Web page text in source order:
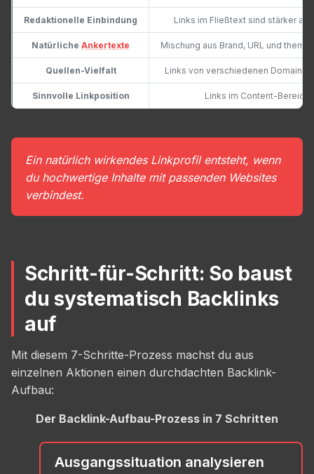
Redaktionelle Einbindung Links im Fließtext sind stärker
Natürliche Ankertexte Mischung aus Brand, URL und
Quellen-Vielfalt Links von verschiedenen Domains
Sinnvolle Linkposition Links im Content-Bereich
Ein natürlich wirkendes Linkprofil entsteht, wenn
du hochwertige Inhalte mit passenden Websites
verbindest.
Schritt-für-Schritt: So baust
du systematisch Backlinks
auf
Mit diesem 7-Schritte-Prozess machst du aus
einzelnen Aktionen einen durchdachten Backlink-
Aufbau:
Der Backlink-Aufbau-Prozess in 7 Schritten
Ausgangssituation analysieren